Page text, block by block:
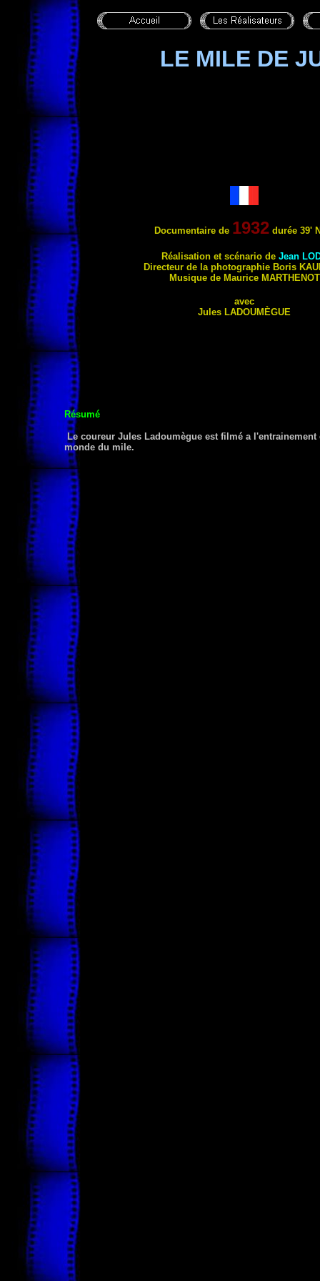
LE MILE DE
Documentaire de 1932 durée 39'
Réalisation et scénario de Jean
Directeur de la photographie Boris
Musique de Maurice MARTHENOT
avec
Jules LADOUMÈGUE
Résumé
Le coureur Jules Ladoumègue est filmé a
monde du mile.